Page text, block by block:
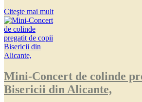
Citeşte mai mult
Mini-Concert de colinde
Bisericii din Alicante,